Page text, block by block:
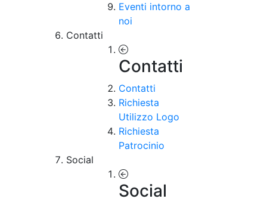
Eventi intorno a
noi
Contatti
Contatti
Contatti
Richiesta
Utilizzo Logo
Richiesta
Patrocinio
Social
Social